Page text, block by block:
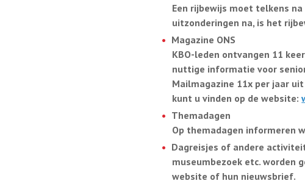
Een rijbewijs moet telkens
uitzonderingen na, is het
Magazine ONS
KBO-leden ontvangen 11
nuttige informatie voor
Mailmagazine 11x per jaar
kunt u vinden op de website:
Themadagen
Op themadagen informeren
Dagreisjes of andere
museumbezoek etc. worden
website of hun nieuwsbrief.